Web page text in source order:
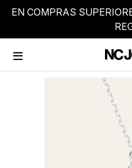
EN COMPRAS
